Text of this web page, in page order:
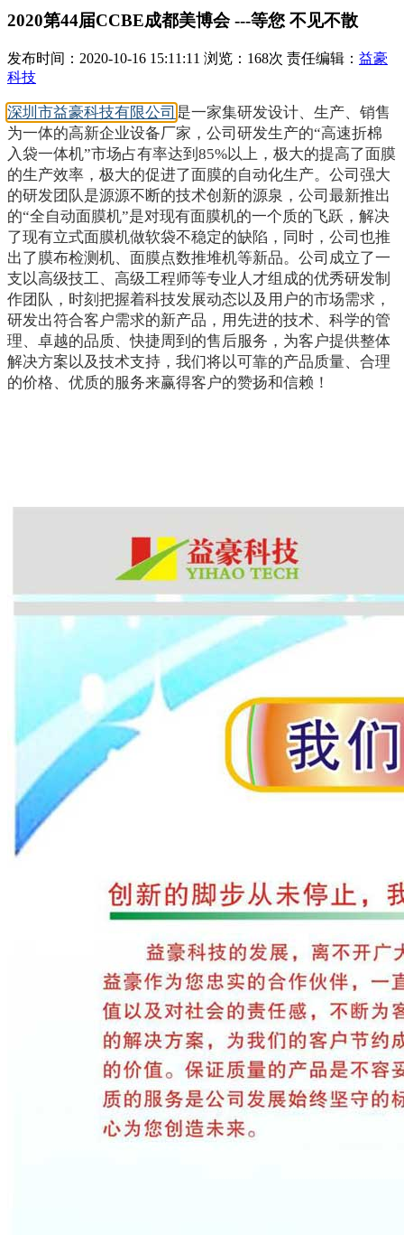
2020第44届CCBE成都美博会 ---等您 不见不散
发布时间：2020-10-16 15:11:11 浏览：168次 责任编辑： 益豪
科技
深圳市益豪科技有限公司 是一家集研发设计、生产、销售
为一体的高新企业设备厂家，公司研发生产的“高速折棉
入袋一体机”市场占有率达到85%以上，极大的提高了面膜
的生产效率，极大的促进了面膜的自动化生产。公司强大
的研发团队是源源不断的技术创新的源泉，公司最新推出
的“全自动面膜机”是对现有面膜机的一个质的飞跃，解决
了现有立式面膜机做软袋不稳定的缺陷，同时，公司也推
出了膜布检测机、面膜点数推堆机等新品。 公司成立了一
支以高级技工、高级工程师等专业人才组成的优秀研发制
作团队，时刻把握着科技发展动态以及用户的市场需求，
研发出符合客户需求的新产品，用先进的技术、科学的管
理、卓越的品质、快捷周到的售后服务，为客户提供整体
解决方案以及技术支持，我们将以可靠的产品质量、合理
的价格、优质的服务来赢得客户的赞扬和信赖！